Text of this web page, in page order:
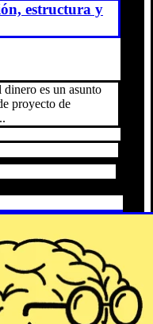
estructura y
es un asunto
proyecto de